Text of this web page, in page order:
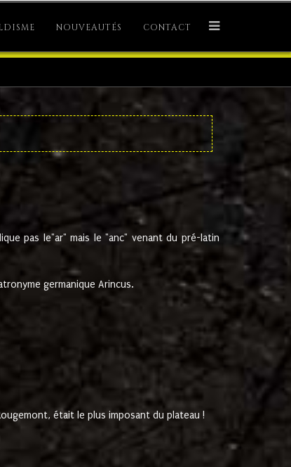
NOUVEAUTÉS CONTACT
pas le"ar" mais le "anc" venant du pré-latin
germanique Arincus.
était le plus imposant du plateau !